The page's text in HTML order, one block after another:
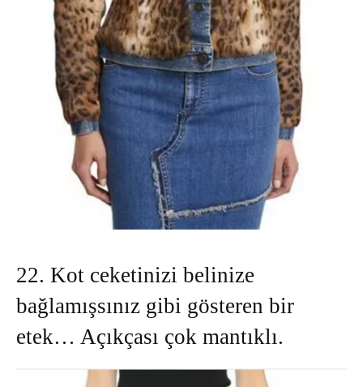
22. Kot ceketinizi belinize
bağlamışsınız gibi gösteren bir
etek… Açıkçası çok mantıklı.